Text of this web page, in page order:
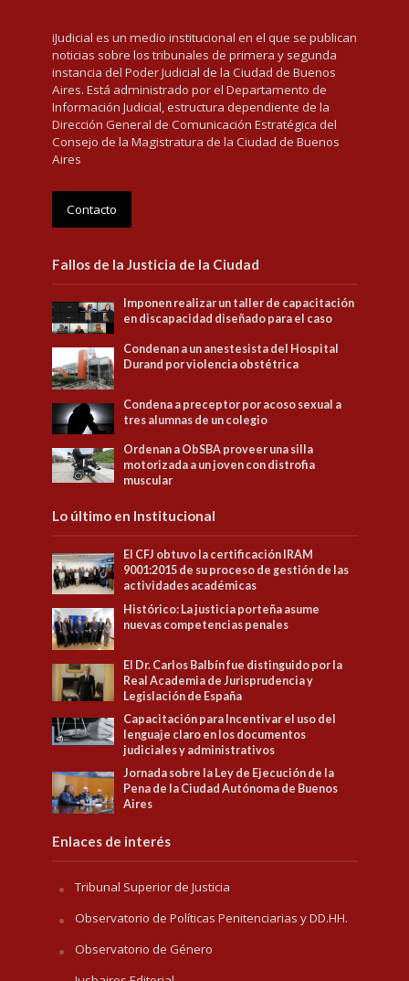
iJudicial es un medio institucional en el que se publican
noticias sobre los tribunales de primera y segunda
instancia del Poder Judicial de la Ciudad de Buenos
Aires. Está administrado por el Departamento de
Información Judicial, estructura dependiente de la
Dirección General de Comunicación Estratégica del
Consejo de la Magistratura de la Ciudad de Buenos
Aires
Contacto
Fallos de la Justicia de la Ciudad
Imponen realizar un taller de capacitación
en discapacidad diseñado para el caso
Condenan a un anestesista del Hospital
Durand por violencia obstétrica
Condena a preceptor por acoso sexual a
tres alumnas de un colegio
Ordenan a ObSBA proveer una silla
motorizada a un joven con distrofia
muscular
Lo último en Institucional
El CFJ obtuvo la certificación IRAM
9001:2015 de su proceso de gestión de las
actividades académicas
Histórico: La justicia porteña asume
nuevas competencias penales
El Dr. Carlos Balbín fue distinguido por la
Real Academia de Jurisprudencia y
Legislación de España
Capacitación para Incentivar el uso del
lenguaje claro en los documentos
judiciales y administrativos
Jornada sobre la Ley de Ejecución de la
Pena de la Ciudad Autónoma de Buenos
Aires
Enlaces de interés
Tribunal Superior de Justicia
Observatorio de Políticas Penitenciarias y DD.HH.
Observatorio de Género